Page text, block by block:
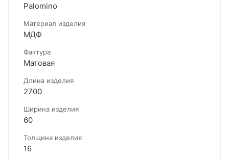
Palomino
Материал изделия
МДФ
Фактура
Матовая
Длина изделия
2700
Ширина изделия
60
Толщина изделия
16